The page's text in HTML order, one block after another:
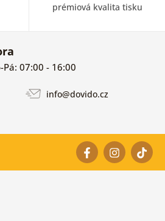
prémiová kvalita tisku
07:00 - 16:00
info@dovido.cz